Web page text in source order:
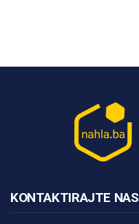
KONTAKTIRAJTE NAS